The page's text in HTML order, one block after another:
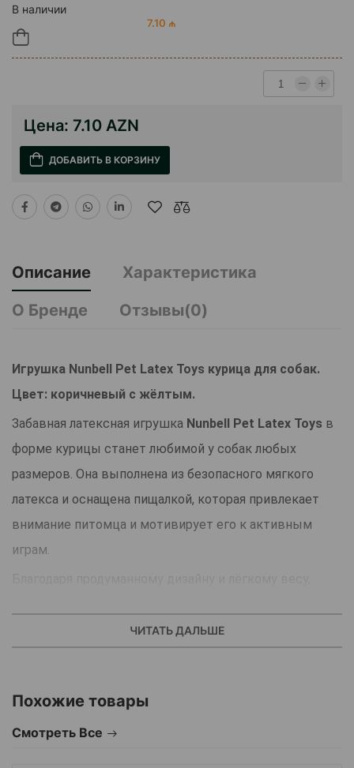
В наличии
7.10 ₼
Цена: 7.10 AZN
ДОБАВИТЬ В КОРЗИНУ
Описание
Характеристика
О Бренде
Отзывы(0)
Игрушка Nunbell Pet Latex Toys курица для собак.
Цвет: коричневый с жёлтым.
Забавная латексная игрушка Nunbell Pet Latex Toys в
форме курицы станет любимой у собак любых
размеров. Она выполнена из безопасного мягкого
латекса и оснащена пищалкой, которая привлекает
внимание питомца и мотивирует его к активным
играм.
Мягкая текстура безопасна для зубов и дёсен,
Основные преимущества игрушки:
ЧИТАТЬ ДАЛЬШЕ
Похожие товары
Смотреть Все